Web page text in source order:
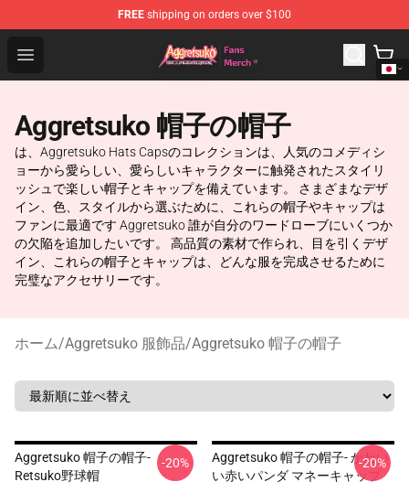
FREE shipping on orders over $100
Open menu
Aggretsuko Store - Official Aggretsuko Merchandise
Aggretsuko 帽子の帽子
は、Aggretsuko Hats Capsのコレクションは、人気のコメディシ
ョーから愛らしい、愛らしいキャラクターに触発されたスタイリ
ッシュで楽しい帽子とキャップを備えています。 さまざまなデザ
イン、色、スタイルから選ぶために、これらの帽子やキャップは
ファンに最適です Aggretsuko 誰が自分のワードローブにいくつか
の欠陥を追加したいです。 高品質の素材で作られ、目を引くデザ
イン、これらの帽子とキャップは、どんな服を完成させるために
完璧なアクセサリーです。
ホーム/Aggretsuko 服飾品/Aggretsuko 帽子の帽子
Aggretsuko 帽子の帽子-
Retsuko野球帽
-20%
Aggretsuko 帽子の帽子- かわい
い赤いパンダ マネーキャップ
-20%